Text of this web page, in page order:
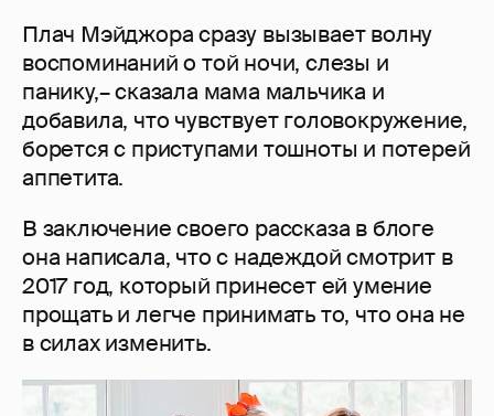
Плач Мэйджора сразу вызывает волну
воспоминаний о той ночи, слезы и
панику,– сказала мама мальчика и
добавила, что чувствует головокружение,
борется с приступами тошноты и потерей
аппетита.
В заключение своего рассказа в блоге
она написала, что с надеждой смотрит в
2017 год, который принесет ей умение
прощать и легче принимать то, что она не
в силах изменить.